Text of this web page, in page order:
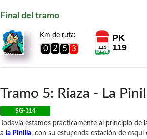
Final del tramo
Km de ruta:
0 2 5 3 119
PK
119
Tramo 5: Riaza - La
SG-114
Todavía estamos prácticamente al principio de
a la Pinilla, con su estupenda estación de esquí